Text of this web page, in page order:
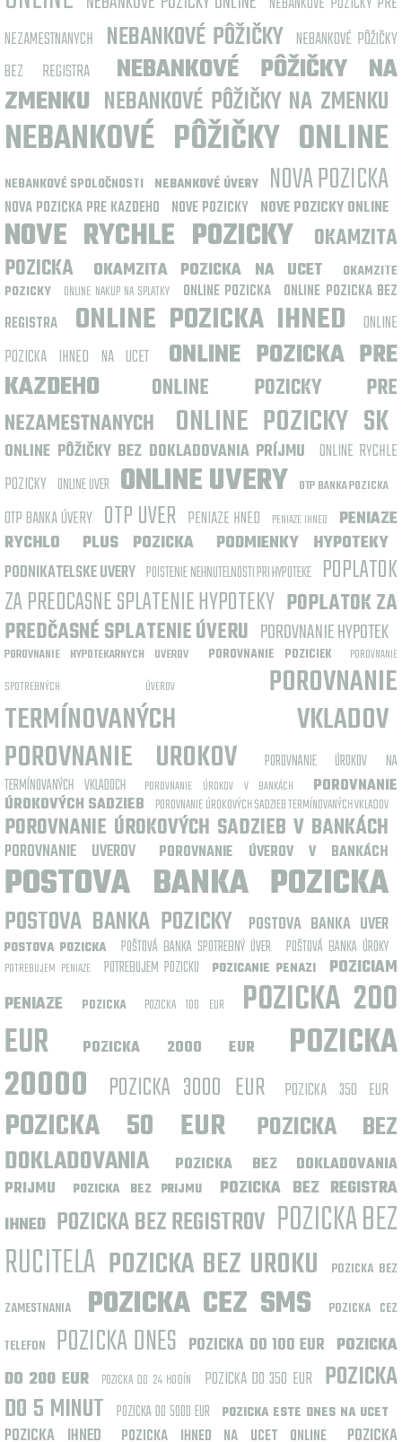
NEZAMESTNANYCH NEBANKOVÉ PÔŽIČKY NEBANKOVÉ PÔŽIČKY
BEZ REGISTRA
NEBANKOVÉ PÔŽIČKY NA
ZMENKU NEBANKOVÉ PÔŽIČKY NA ZMENKU
NEBANKOVÉ PÔŽIČKY ONLINE
NEBANKOVÉ SPOLOČNOSTI NEBANKOVÉ ÚVERY NOVA POZICKA
NOVA POZICKA PRE KAZDEHO NOVE POZICKY NOVE POZICKY ONLINE
NOVE RYCHLE POZICKY
OKAMZITA
POZICKA
OKAMZITA POZICKA NA UCET
OKAMZITE
POZICKY
ONLINE NAKUP NA SPLATKY ONLINE POZICKA ONLINE POZICKA BEZ
REGISTRA
ONLINE POZICKA IHNED
ONLINE
POZICKA IHNED NA UCET
ONLINE POZICKA PRE
KAZDEHO
ONLINE POZICKY PRE
NEZAMESTNANYCH
ONLINE POZICKY SK
ONLINE PÔŽIČKY BEZ DOKLADOVANIA PRÍJMU ONLINE RYCHLE
POZICKY ONLINE UVER ONLINE UVERY OTP BANKA POZICKA
OTP BANKA ÚVERY OTP UVER PENIAZE HNED PENIAZE IHNED
PENIAZE
RYCHLO
PLUS POZICKA
PODMIENKY HYPOTEKY
PODNIKATELSKE UVERY POISTENIE NEHNUTELNOSTI PRI HYPOTEKE POPLATOK
ZA PREDCASNE SPLATENIE HYPOTEKY POPLATOK ZA
PREDČASNÉ SPLATENIE ÚVERU POROVNANIE HYPOTEK
POROVNANIE HYPOTEKARNYCH UVEROV POROVNANIE POZICIEK
POROVNANIE
SPOTREBNÝCH ÚVEROV
POROVNANIE
TERMÍNOVANÝCH VKLADOV
POROVNANIE UROKOV
POROVNANIE ÚROKOV NA
TERMÍNOVANÝCH VKLADOCH
POROVNANIE ÚROKOV V BANKÁCH
POROVNANIE
ÚROKOVÝCH SADZIEB
POROVNANIE ÚROKOVÝCH SADZIEB TERMÍNOVANÝCH VKLADOV
POROVNANIE ÚROKOVÝCH SADZIEB V BANKÁCH
POROVNANIE UVEROV POROVNANIE ÚVEROV V BANKÁCH
POSTOVA BANKA POZICKA
POSTOVA BANKA POZICKY POSTOVA BANKA UVER
POSTOVA POZICKA POŠTOVÁ BANKA SPOTREBNÝ ÚVER POŠTOVÁ BANKA ÚROKY
POTREBUJEM PENIAZE POTREBUJEM POZICKU POZICANIE PENAZI
POZICIAM
PENIAZE
POZICKA POZICKA 100 EUR
POZICKA 200
EUR
POZICKA 2000 EUR
POZICKA
20000
POZICKA 3000 EUR POZICKA 350 EUR
POZICKA 50 EUR
POZICKA BEZ
DOKLADOVANIA
POZICKA BEZ DOKLADOVANIA
PRIJMU
POZICKA BEZ PRIJMU
POZICKA BEZ REGISTRA
IHNED POZICKA BEZ REGISTROV POZICKA BEZ
RUCITELA POZICKA BEZ UROKU
POZICKA BEZ
ZAMESTNANIA
POZICKA CEZ SMS
POZICKA CEZ
TELEFON
POZICKA DNES POZICKA DO 100 EUR POZICKA
DO 200 EUR
POZICKA DO 24 HODÍN POZICKA DO 350 EUR POZICKA
DO 5 MINUT POZICKA DO 5000 EUR POZICKA ESTE DNES NA UCET
POZICKA IHNED POZICKA IHNED NA UCET ONLINE POZICKA